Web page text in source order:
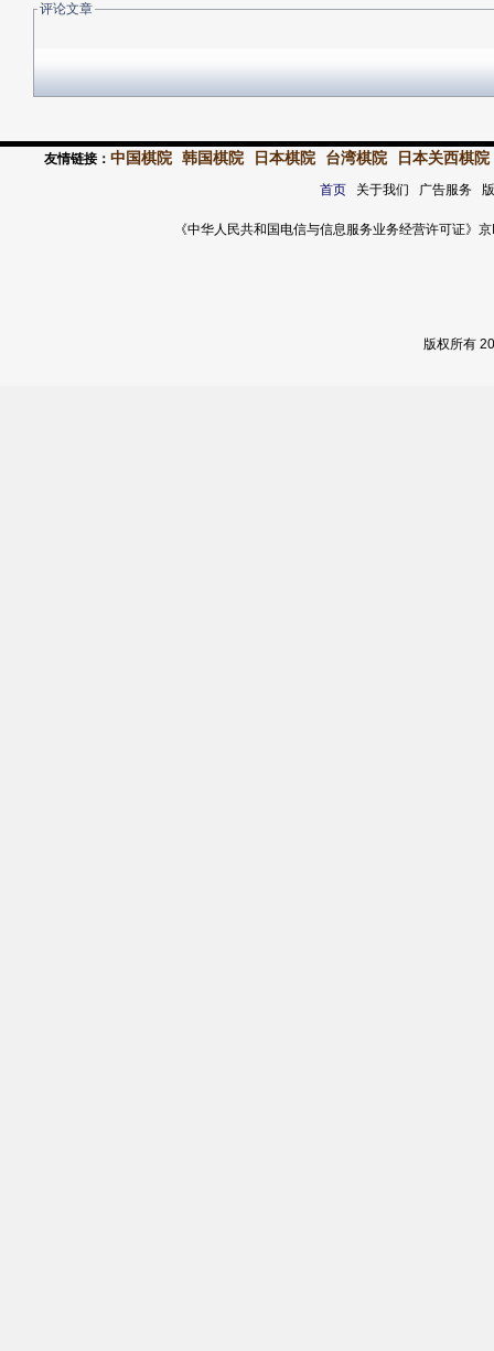
评论文章
友情链接： 中国棋院 韩国棋院 日本棋院 台湾棋院 日本关西棋院
首页关于我们 广告服务
《中华人民共和国电信与信息服务业务经营许可证
版权所有